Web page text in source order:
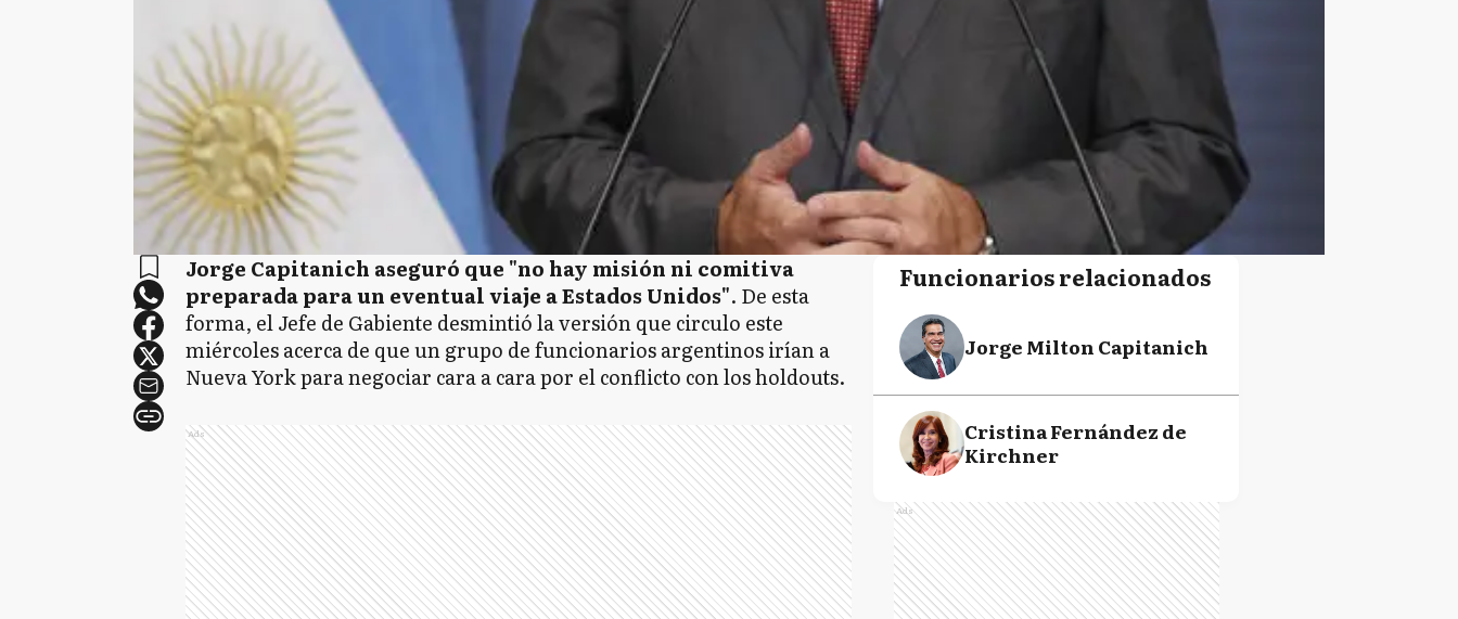
Jorge Capitanich aseguró que "no hay misión ni comitiva
preparada para un eventual viaje a Estados Unidos". De esta
forma, el Jefe de Gabiente desmintió la versión que circulo este
miércoles acerca de que un grupo de funcionarios argentinos irían a
Nueva York para negociar cara a cara por el conflicto con los holdouts.
Ads
Funcionarios relacionados
Jorge Milton Capitanich
Cristina Fernández de
Kirchner
Ads